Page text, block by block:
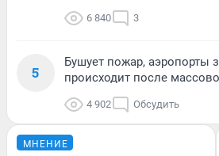
6 840 3
5
Бушует пожар, аэропорты
происходит после
4 902 Обсудить
МНЕНИЕ